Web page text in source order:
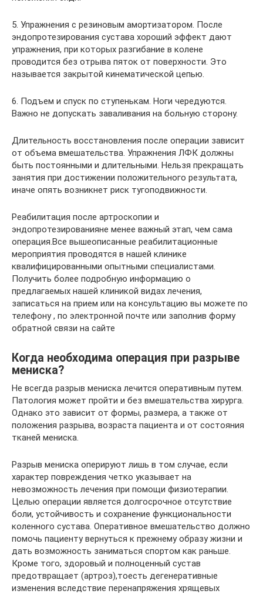
5. Упражнения с резиновым амортизатором. После
эндопротезирования сустава хороший эффект дают
упражнения, при которых разгибание в колене
проводится без отрыва пяток от поверхности. Это
называется закрытой кинематической цепью.
6. Подъем и спуск по ступенькам. Ноги чередуются.
Важно не допускать заваливания на больную сторону.
Длительность восстановления после операции зависит
от объема вмешательства. Упражнения ЛФК должны
быть постоянными и длительными. Нельзя прекращать
занятия при достижении положительного результата,
иначе опять возникнет риск тугоподвижности.
Реабилитация после артроскопии и
эндопротезированияне менее важный этап, чем сама
операция.Все вышеописанные реабилитационные
мероприятия проводятся в нашей клинике
квалифицированными опытными специалистами.
Получить более подробную информацию о
предлагаемых нашей клиникой видах лечения,
записаться на прием или на консультацию вы можете по
телефону , по электронной почте или заполнив форму
обратной связи на сайте
Когда необходима операция при разрыве
мениска?
Не всегда разрыв мениска лечится оперативным путем.
Патология может пройти и без вмешательства хирурга.
Однако это зависит от формы, размера, а также от
положения разрыва, возраста пациента и от состояния
тканей мениска.
Разрыв мениска оперируют лишь в том случае, если
характер повреждения четко указывает на
невозможность лечения при помощи физиотерапии.
Целью операции является долгосрочное отсутствие
боли, устойчивость и сохранение функциональности
коленного сустава. Оперативное вмешательство должно
помочь пациенту вернуться к прежнему образу жизни и
дать возможность заниматься спортом как раньше.
Кроме того, здоровый и полноценный сустав
предотвращает (артроз),тоесть дегенеративные
изменения вследствие перенапряжения хрящевых